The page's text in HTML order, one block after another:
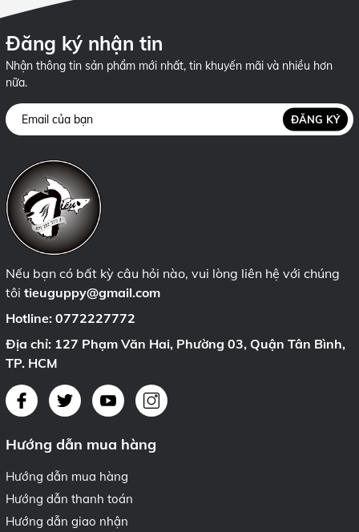
Đăng ký nhận tin
Nhận thông tin sản phẩm mới nhất, tin khuyến mãi và nhiều hơn
nữa.
ĐĂNG KÝ
Nếu bạn có bất kỳ câu hỏi nào, vui lòng liên hệ với chúng
tôi tieuguppy@gmail.com
Hotline: 0772227772
Địa chỉ: 127 Phạm Văn Hai, Phường 03, Quận Tân Bình,
TP. HCM
Hướng dẫn mua hàng
Hướng dẫn mua hàng
Hướng dẫn thanh toán
Hướng dẫn giao nhận